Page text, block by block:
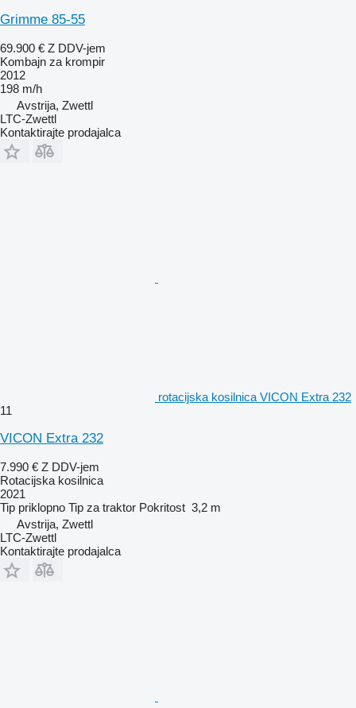
Grimme 85-55
69.900 € Z DDV-jem
Kombajn za krompir
2012
198 m/h
Avstrija, Zwettl
LTC-Zwettl
Kontaktirajte prodajalca
rotacijska kosilnica VICON Extra 232
11
VICON Extra 232
7.990 € Z DDV-jem
Rotacijska kosilnica
2021
Tip priklopno Tip za traktor Pokritost 3,2 m
Avstrija, Zwettl
LTC-Zwettl
Kontaktirajte prodajalca